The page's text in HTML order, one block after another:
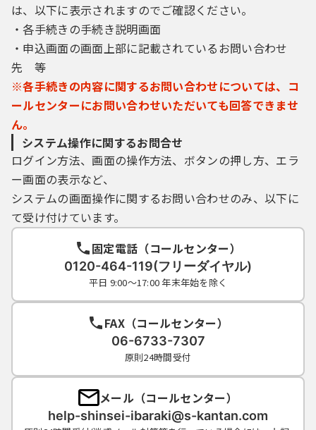
は、以下に表示されますのでご確認ください。
・各手続きの手続き説明画面
・申込画面の画面上部に記載されているお問い合わせ
先 等
※各手続きの内容に関するお問い合わせについては、コ
ールセンターにお問い合わせいただいても回答できませ
ん。
システム操作に関するお問合せ
ログイン方法、画面の操作方法、ボタンの押し方、エラ
ー画面の表示など、
システムの画面操作に関するお問い合わせのみ、以下に
て受け付けています。
固定電話（コールセンター）
0120-464-119(フリーダイヤル)
平日 9:00～17:00 年末年始を除く
FAX（コールセンター）
06-6733-7307
原則24時間受付
メール（コールセンター）
help-shinsei-ibaraki@s-kantan.com